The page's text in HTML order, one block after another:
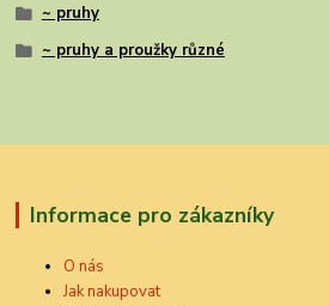
~ pruhy
~ pruhy a proužky různé
Informace pro zákazníky
O nás
Jak nakupovat